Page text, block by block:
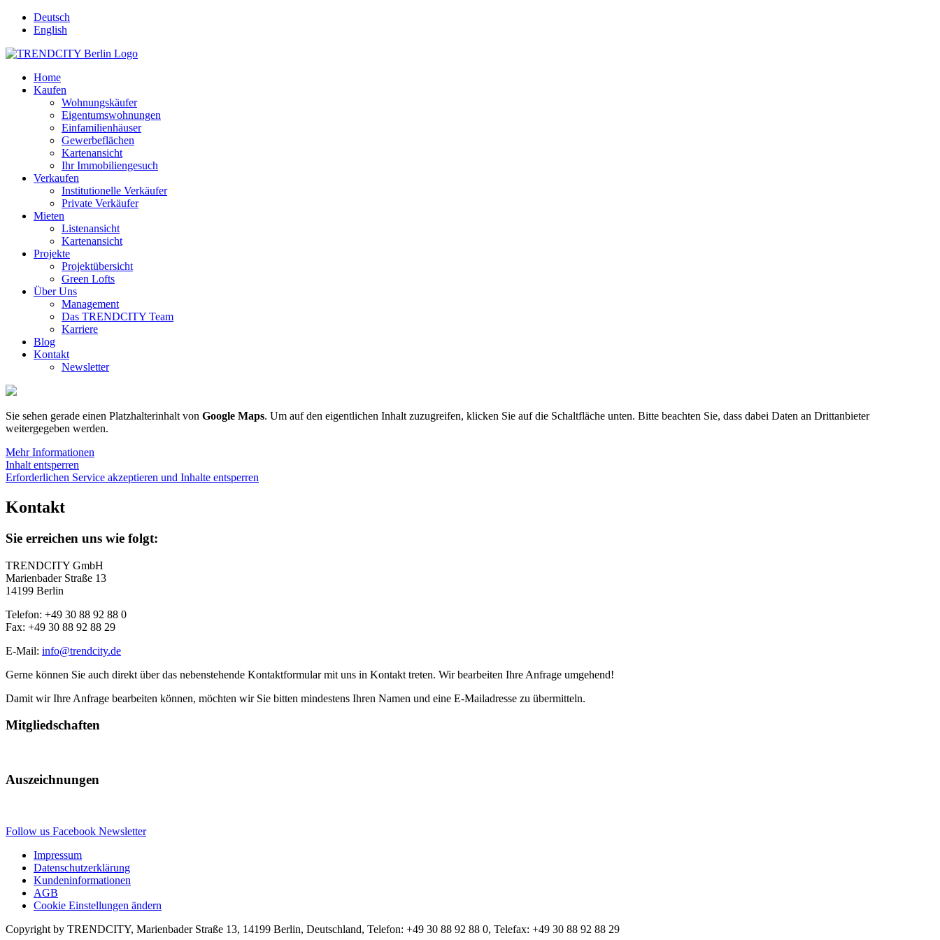
Deutsch
English
Home
Kaufen
Wohnungskäufer
Eigentumswohnungen
Einfamilienhäuser
Gewerbeflächen
Kartenansicht
Ihr Immobiliengesuch
Verkaufen
Institutionelle Verkäufer
Private Verkäufer
Mieten
Listenansicht
Kartenansicht
Projekte
Projektübersicht
Green Lofts
Über Uns
Management
Das TRENDCITY Team
Karriere
Blog
Kontakt
Newsletter
Sie sehen gerade einen Platzhalterinhalt von Google Maps. Um auf den eigentlichen Inhalt zuzugreifen, klicken Sie auf die Schaltfläche unten. Bitte beachten Sie, dass dabei Daten an Drittanbieter
weitergegeben werden.
Mehr Informationen
Inhalt entsperren
Erforderlichen Service akzeptieren und Inhalte entsperren
Kontakt
Sie erreichen uns wie folgt:
TRENDCITY GmbH
Marienbader Straße 13
14199 Berlin
Telefon: +49 30 88 92 88 0
Fax: +49 30 88 92 88 29
E-Mail: info@trendcity.de
Gerne können Sie auch direkt über das nebenstehende Kontaktformular mit uns in Kontakt treten. Wir bearbeiten Ihre Anfrage umgehend!
Damit wir Ihre Anfrage bearbeiten können, möchten wir Sie bitten mindestens Ihren Namen und eine E-Mailadresse zu übermitteln.
Mitgliedschaften
Auszeichnungen
Follow us Facebook Newsletter
Impressum
Datenschutzerklärung
Kundeninformationen
AGB
Cookie Einstellungen ändern
Copyright by TRENDCITY, Marienbader Straße 13, 14199 Berlin, Deutschland, Telefon: +49 30 88 92 88 0, Telefax: +49 30 88 92 88 29